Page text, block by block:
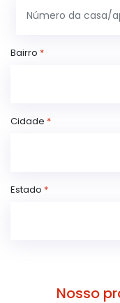
Bairro *
Cidade *
Estado *
Nosso